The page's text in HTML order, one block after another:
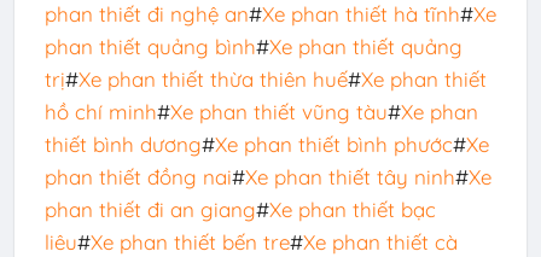
phan thiết đi nghệ an#Xe phan thiết hà tĩnh#Xe
phan thiết quảng bình#Xe phan thiết quảng
trị#Xe phan thiết thừa thiên huế#Xe phan thiết
hồ chí minh#Xe phan thiết vũng tàu#Xe phan
thiết bình dương#Xe phan thiết bình phước#Xe
phan thiết đồng nai#Xe phan thiết tây ninh#Xe
phan thiết đi an giang#Xe phan thiết bạc
liêu#Xe phan thiết bến tre#Xe phan thiết cà